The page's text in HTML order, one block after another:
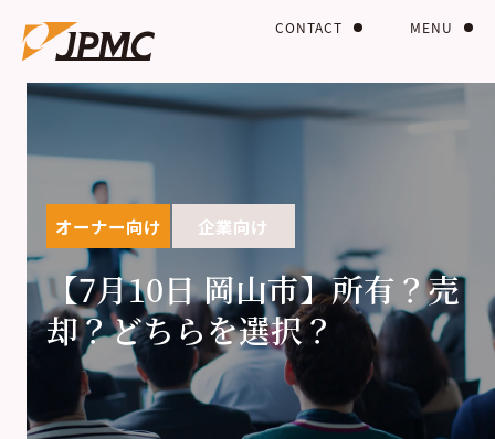
MENU
CONTACT
オーナー向け 企業向け
【7月10日 岡山市】所有？売
却？どちらを選択？